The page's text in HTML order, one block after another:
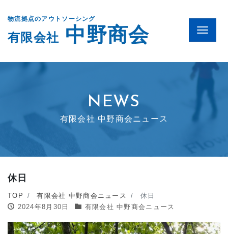
物流拠点のアウトソーシング
有限会社 中野商会 Menu
NEWS
有限会社 中野商会ニュース
休日
TOP 有限会社 中野商会ニュース
休日
2024年8月30日
有限会社 中野商会ニュース